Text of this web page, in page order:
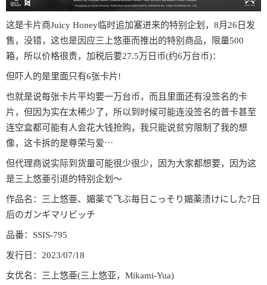
这是卡片商Juicy Honey临时追加塞进来的特别企划，8月26日发
售，没错，这也是因应三上悠亜而推出的特别商品，限量500
箱，所以价格很贵，加税后要27.5万日币(约6万台币)：
但吓人的是里面只有6张卡片!
也就是说每张卡片平均要一万台币，而且里面还有没签名的卡
片，但因为实在太稀少了，所以到时候可能连没签名的普卡甚至
连空盒都可能有人会花大钱抢购，我只能说贫穷限制了我的想
像，这卡拆的是尊荣与爱⋯
但代理商说实际到货量可能很少很少，因为大家都想要，因为这
是三上悠亜引退的特别企划〜
作品名：三上悠亜、媚薬で飞ぶ毎日こっそり媚薬渍けにした7日
后のガンギマリビッチ
品番：SSIS-795
发行日：2023/07/18
女优名：三上悠亜(三上悠亚，Mikami-Yua)